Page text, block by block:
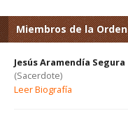
Miembros de la Orden
Jesús Aramendía Segura
(Sacerdote)
Leer Biografía